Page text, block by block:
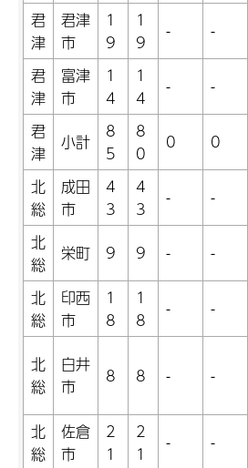
君
津
君津
市
1
9
1
9
- -
君
津
富津
市
1
4
1
4
- -
君
津
小計
8
5
8
0
0 0
北
総
成田
市
4
3
4
3
- -
北
総
栄町 9 9 - -
北
総
印西
市
1
8
1
8
- -
北
総
白井
市
8 8 - -
北
総
佐倉
市
2
1
2
1
- -